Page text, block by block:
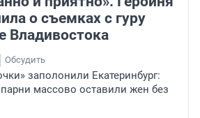
о съемках с гуру
Владивостока
Обсудить
заполонили Екатеринбург:
массово оставили жен без